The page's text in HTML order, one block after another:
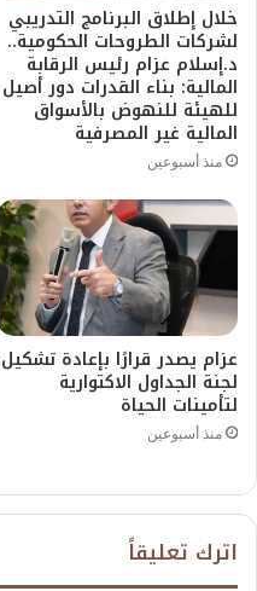
خلال إطلاق البرنامج التدريبي
لشركات الطروحات الحكومية..
د.إسلام عزام رئيس الرقابة
المالية: بناء القدرات دور أصيل
للهيئة للنهوض بالأسواق
المالية غير المصرفية
منذ أسبوعين
عزام يصدر قرارًا بإعادة تشكيل
لجنة الجداول الاكتوارية
لتأمينات الحياة
منذ أسبوعين
اترك تعليقاً